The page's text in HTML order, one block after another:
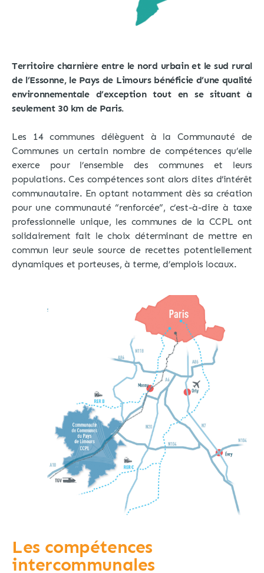
Territoire charnière entre le nord urbain et le sud rural
de l’Essonne, le Pays de Limours bénéficie d’une qualité
environnementale d’exception tout en se situant à
seulement 30 km de Paris.
Les 14 communes délèguent à la Communauté de
Communes un certain nombre de compétences qu’elle
exerce pour l’ensemble des communes et leurs
populations. Ces compétences sont alors dites d’intérêt
communautaire. En optant notamment dès sa création
pour une communauté “renforcée”, c’est-à-dire à taxe
professionnelle unique, les communes de la CCPL ont
solidairement fait le choix déterminant de mettre en
commun leur seule source de recettes potentiellement
dynamiques et porteuses, à terme, d’emplois locaux.
Les compétences
intercommunales